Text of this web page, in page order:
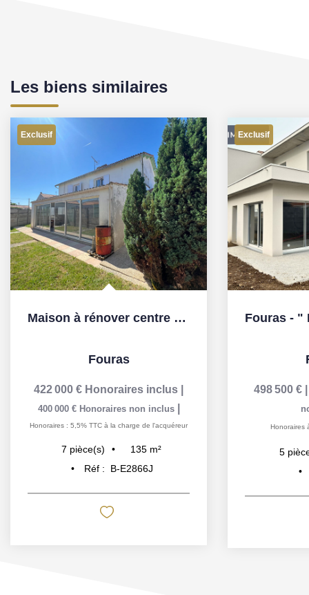
Les biens similaires
Exclusif
Maison à rénover centre ville FOURAS
Fouras
422 000 € Honoraires inclus
400 000 € Honoraires non inclus
Honoraires : 5,5% TTC à la charge de l'acquéreur
7 pièce(s) 135 m²
Réf :
B-E2866J
Exclusif
498 500 €
Honoraires
5